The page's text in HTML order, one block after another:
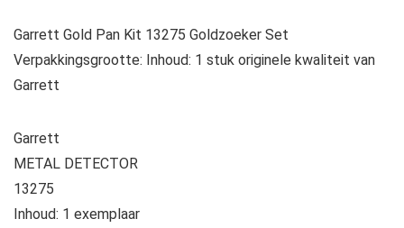
Garrett Gold Pan Kit 13275 Goldzoeker Set
Verpakkingsgrootte: Inhoud: 1 stuk originele kwaliteit van
Garrett
Garrett
METAL DETECTOR
13275
Inhoud: 1 exemplaar